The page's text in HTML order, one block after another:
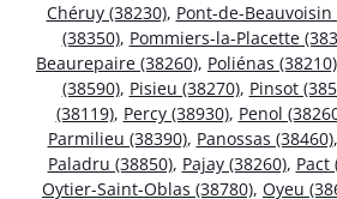
Chéruy (38230), Pont-de-Beauvoisin
(38350), Pommiers-la-Placette
Beaurepaire (38260), Poliénas (38210)
(38590), Pisieu (38270), Pinsot
(38119), Percy (38930), Penol
Parmilieu (38390), Panossas (38460),
Paladru (38850), Pajay (38260), Pact
Oytier-Saint-Oblas (38780), Oyeu